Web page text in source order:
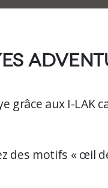
grâce aux I-LAK
des motifs « œil